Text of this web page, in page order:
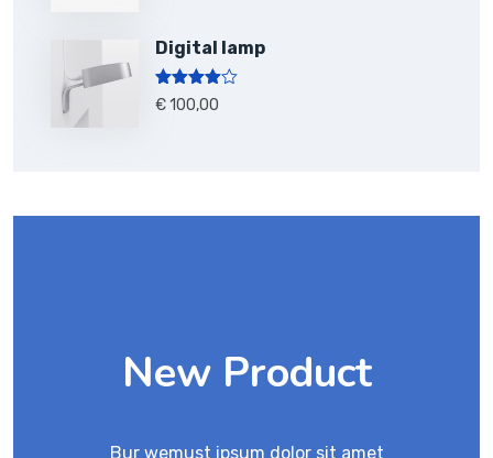
Digital lamp
Note4.00
sur 5
€100,00
New Product
Bur wemust ipsum dolor sit amet